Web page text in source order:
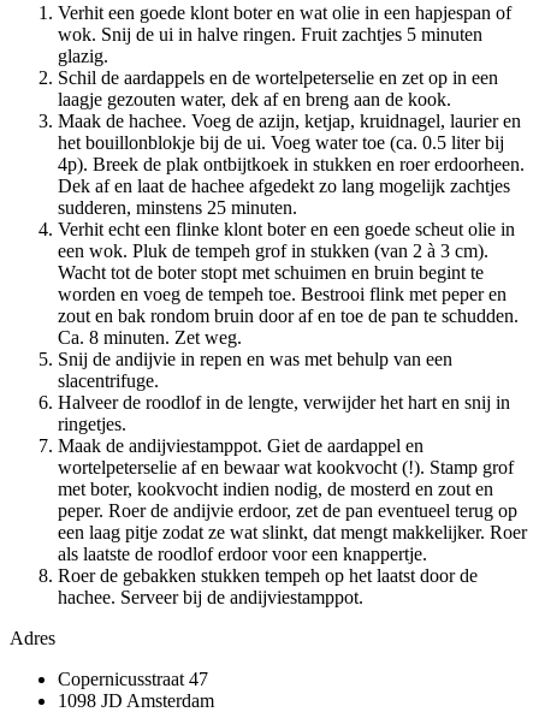
Verhit een goede klont boter en wat olie in een hapjespan of
wok. Snij de ui in halve ringen. Fruit zachtjes 5 minuten
glazig.
Schil de aardappels en de wortelpeterselie en zet op in een
laagje gezouten water, dek af en breng aan de kook.
Maak de hachee. Voeg de azijn, ketjap, kruidnagel, laurier en
het bouillonblokje bij de ui. Voeg water toe (ca. 0.5 liter bij
4p). Breek de plak ontbijtkoek in stukken en roer erdoorheen.
Dek af en laat de hachee afgedekt zo lang mogelijk zachtjes
sudderen, minstens 25 minuten.
Verhit echt een flinke klont boter en een goede scheut olie in
een wok. Pluk de tempeh grof in stukken (van 2 à 3 cm).
Wacht tot de boter stopt met schuimen en bruin begint te
worden en voeg de tempeh toe. Bestrooi flink met peper en
zout en bak rondom bruin door af en toe de pan te schudden.
Ca. 8 minuten. Zet weg.
Snij de andijvie in repen en was met behulp van een
slacentrifuge.
Halveer de roodlof in de lengte, verwijder het hart en snij in
ringetjes.
Maak de andijviestamppot. Giet de aardappel en
wortelpeterselie af en bewaar wat kookvocht (!). Stamp grof
met boter, kookvocht indien nodig, de mosterd en zout en
peper. Roer de andijvie erdoor, zet de pan eventueel terug op
een laag pitje zodat ze wat slinkt, dat mengt makkelijker. Roer
als laatste de roodlof erdoor voor een knappertje.
Roer de gebakken stukken tempeh op het laatst door de
hachee. Serveer bij de andijviestamppot.
Adres
Copernicusstraat 47
1098 JD Amsterdam